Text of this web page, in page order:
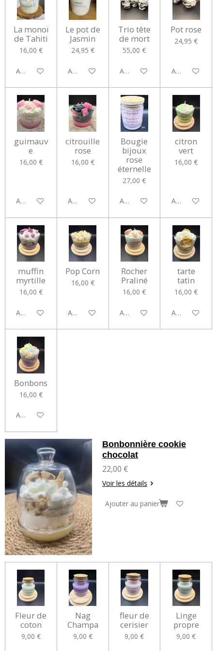
La monoï
de Tahiti
16,00 €
Ajouter au panier
Le pot de
Jasmin
24,95 €
Ajouter au panier
Trio tête
de mort
55,00 €
Ajouter au panier
Pot rose
24,95 €
Ajouter au
guimauv
e
16,00 €
Ajouter au panier
citrouille
rose
16,00 €
Ajouter au panier
Bougie
bijoux
rose
éternelle
27,00 €
Ajouter au panier
citron
vert
16,00 €
Ajouter au
muffin
myrtille
16,00 €
Ajouter au panier
Pop Corn
16,00 €
Ajouter au panier
Rocher
Praliné
16,00 €
Ajouter au panier
tarte
tatin
16,00 €
Ajouter au
Bonbons
16,00 €
Ajouter au panier
Bonbonnière cookie
chocolat
22,00 €
Voir les détails
Ajouter au panier
Fleur de
coton
9,00 €
Nag
Champa
9,00 €
fleur de
cerisier
9,00 €
Linge
propre
9,00 €